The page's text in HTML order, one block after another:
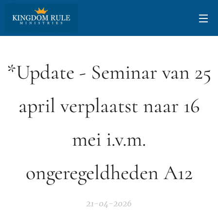
*Update - Seminar van 25
april verplaatst naar 16
mei i.v.m.
ongeregeldheden A12
21-04-2026